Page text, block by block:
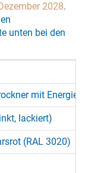
2028.
unten bei den
mit
lackiert)
(RAL 3020)